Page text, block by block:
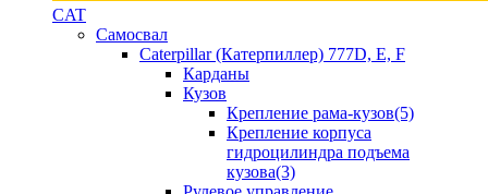
CAT
Самосвал
Caterpillar (Катерпиллер) 777D, E, F
Карданы
Кузов
Крепление рама-кузов(5)
Крепление корпуса
гидроцилиндра подъема
кузова(3)